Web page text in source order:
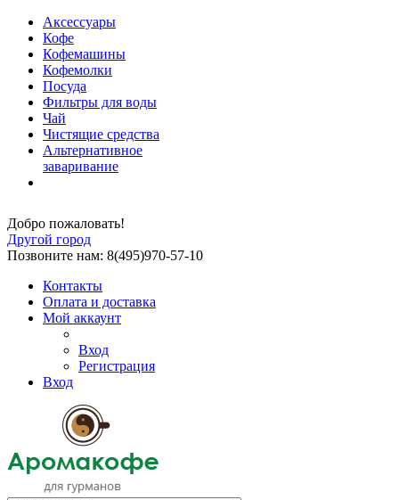
Аксессуары
Кофе
Кофемашины
Кофемолки
Посуда
Фильтры для воды
Чай
Чистящие средства
Альтернативное
заваривание
Добро пожаловать!
Другой город
Позвоните нам: 8(495)970-57-10
Контакты
Оплата и доставка
Мой аккаунт
Вход
Регистрация
Вход